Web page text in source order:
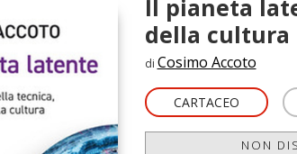
Il pianeta
della cultura
di Cosimo Accoto
CARTACEO
NON